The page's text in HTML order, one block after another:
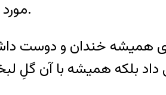
مورد داشت. لیلا همیشه می گفت: اردیبهشتی ها جای شان در بهشت است.
ی همیشه خندان و
داد بلکه همیشه با آن